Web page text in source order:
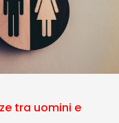
tra uomini e